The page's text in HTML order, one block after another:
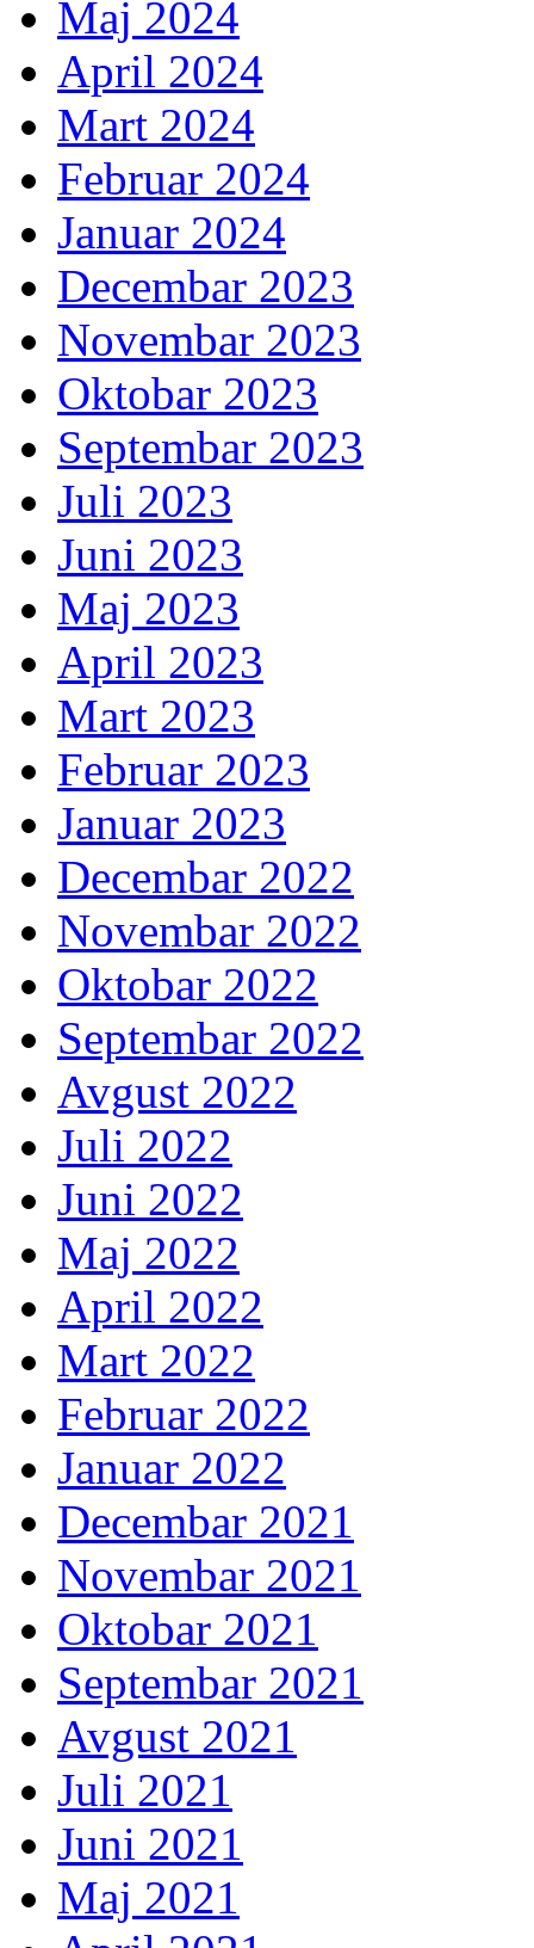
Maj 2024
April 2024
Mart 2024
Februar 2024
Januar 2024
Decembar 2023
Novembar 2023
Oktobar 2023
Septembar 2023
Juli 2023
Juni 2023
Maj 2023
April 2023
Mart 2023
Februar 2023
Januar 2023
Decembar 2022
Novembar 2022
Oktobar 2022
Septembar 2022
Avgust 2022
Juli 2022
Juni 2022
Maj 2022
April 2022
Mart 2022
Februar 2022
Januar 2022
Decembar 2021
Novembar 2021
Oktobar 2021
Septembar 2021
Avgust 2021
Juli 2021
Juni 2021
Maj 2021